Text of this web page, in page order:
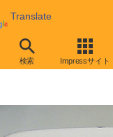
Translate
検索 Impressサイト
もそっくり